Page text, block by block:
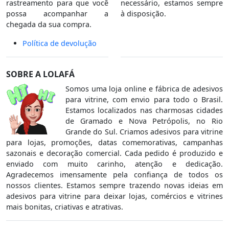
rastreamento para que você
possa acompanhar a
chegada da sua compra.
Política de devolução
necessário, estamos sempre
à disposição.
SOBRE A LOLAFÁ
Somos uma loja online e fábrica de adesivos
para vitrine, com envio para todo o Brasil.
Estamos localizados nas charmosas cidades
de Gramado e Nova Petrópolis, no Rio
Grande do Sul. Criamos adesivos para vitrine
para lojas, promoções, datas comemorativas, campanhas
sazonais e decoração comercial. Cada pedido é produzido e
enviado com muito carinho, atenção e dedicação.
Agradecemos imensamente pela confiança de todos os
nossos clientes. Estamos sempre trazendo novas ideias em
adesivos para vitrine para deixar lojas, comércios e vitrines
mais bonitas, criativas e atrativas.